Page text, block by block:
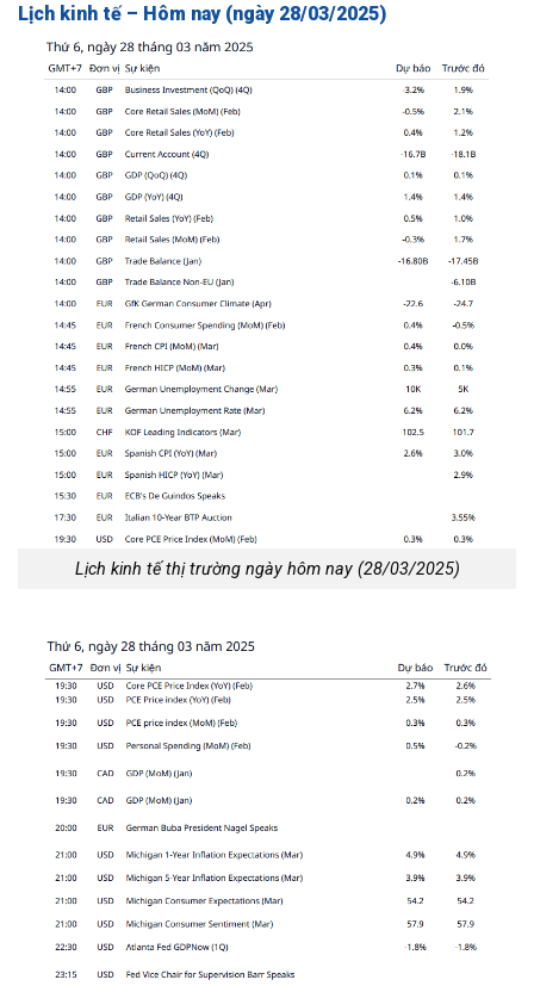
Lịch kinh tế – Hôm nay (ngày 28/03/2025)
Lịch kinh tế thị trường ngày hôm nay (28/03/2025)